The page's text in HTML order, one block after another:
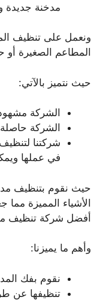
مدخنة جديدة
ونعمل على تنظيف
المطاعم الصغيرة أو
حيث نتميز بالآتي:
الشركة مشهود
الشركة
شركتنا
في عملها
حيث نقوم بتنظيف
الأشياء المميزة
أفضل شركة تنظيف
وأهم ما يميزنا:
نقوم بفك
تنظيفها عن